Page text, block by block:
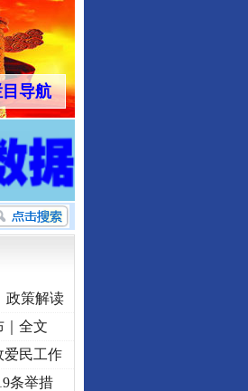
导航
政策解读
｜全文
爱民工作
条举措